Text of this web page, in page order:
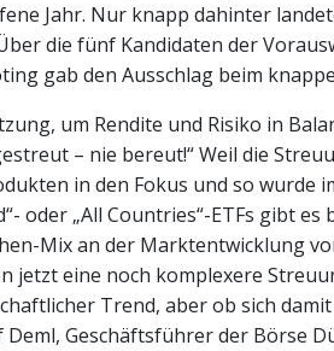
Jahr. Nur knapp dahinter
die fünf Kandidaten der
gab den Ausschlag beim
um Rendite und Risiko in
– nie bereut!“ Weil die
in den Fokus und so wurde
oder „All Countries“-ETFs gibt
Mix an der Marktentwicklung
eine noch komplexere
Trend, aber ob sich
Geschäftsführer der Börse